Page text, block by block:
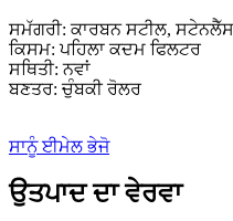
ਸਮੱਗਰੀ: ਕਾਰਬਨ ਸਟੀਲ,
ਕਿਸਮ: ਪਹਿਲਾ ਕਦਮ ਫਿਲਟਰ
ਸਥਿਤੀ: ਨਵਾਂ
ਬਣਤਰ: ਚੁੰਬਕੀ ਰੋਲਰ
ਸਾਨੂੰ ਈਮੇਲ ਭੇਜੋ
ਉਤਪਾਦ ਦਾ ਵੇਰਵਾ